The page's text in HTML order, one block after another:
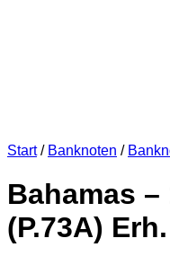
Start / Banknoten /
Bahamas –
(P.73A)